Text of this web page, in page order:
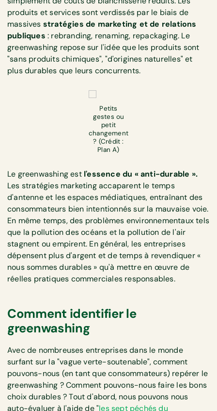
produits et services sont verdissés par le biais de
massives stratégies de marketing et de relations
publiques : rebranding, renaming, repackaging. Le
greenwashing repose sur l'idée que les produits sont
"sans produits chimiques", "d'origines naturelles" et
plus durables que leurs concurrents.
Petits
gestes ou
petit
changement
? (Crédit :
Plan A)
Le greenwashing est l'essence du « anti-durable ».
Les stratégies marketing accaparent le temps
d'antenne et les espaces médiatiques, entraînant des
consommateurs bien intentionnés sur la mauvaise voie.
En même temps, des problèmes environnementaux tels
que la pollution des océans et la pollution de l'air
stagnent ou empirent. En général, les entreprises
dépensent plus d'argent et de temps à revendiquer «
nous sommes durables » qu'à mettre en œuvre de
réelles pratiques commerciales responsables.
Comment identifier le
greenwashing
Avec de nombreuses entreprises dans le monde
surfant sur la "vague verte-soutenable", comment
pouvons-nous (en tant que consommateurs) repérer le
greenwashing ? Comment pouvons-nous faire les bons
choix durables ? Tout d'abord, nous pouvons nous
auto-évaluer à l'aide de "les sept péchés du